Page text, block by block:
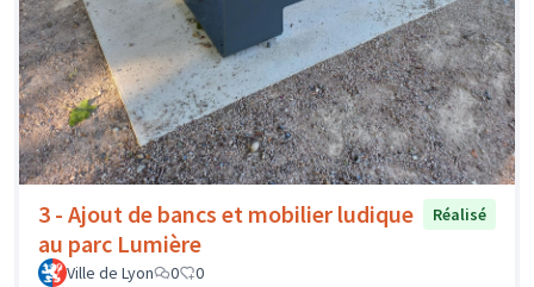
3 - Ajout de bancs et mobilier ludique
au parc Lumière
Réalisé
Ville de Lyon 0 0